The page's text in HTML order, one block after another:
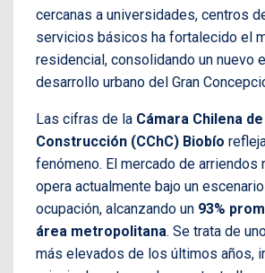
cercanas a universidades, centros
servicios básicos ha fortalecido el
residencial, consolidando un nuevo
desarrollo urbano del Gran
Las cifras de la Cámara Chilena
Construcción (CChC) Biobío
fenómeno. El mercado de arriendos
opera actualmente bajo un
ocupación, alcanzando un 93%
área metropolitana. Se trata de
más elevados de los últimos años,